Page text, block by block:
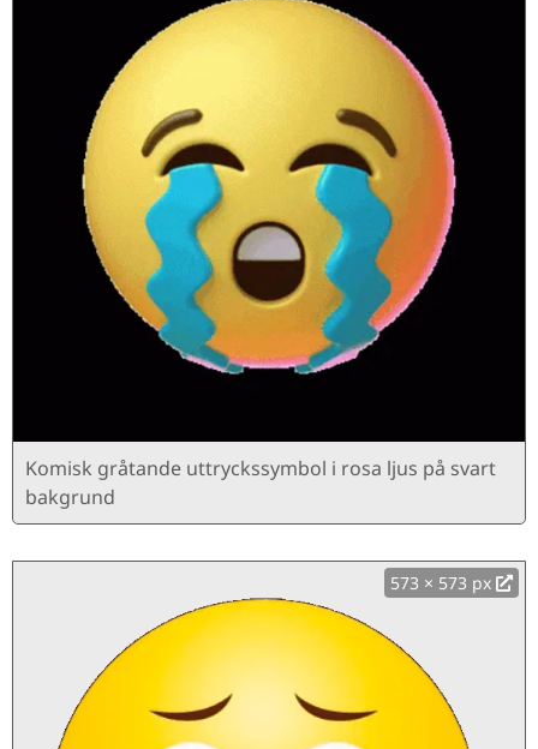
Komisk gråtande uttryckssymbol i rosa ljus på svart
bakgrund
573 × 573 px